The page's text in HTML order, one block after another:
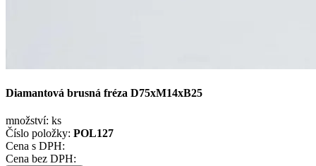
Diamantová brusná fréza D75xM14xB25
množství: ks
Číslo položky: POL127
Cena s DPH:
Cena bez DPH: